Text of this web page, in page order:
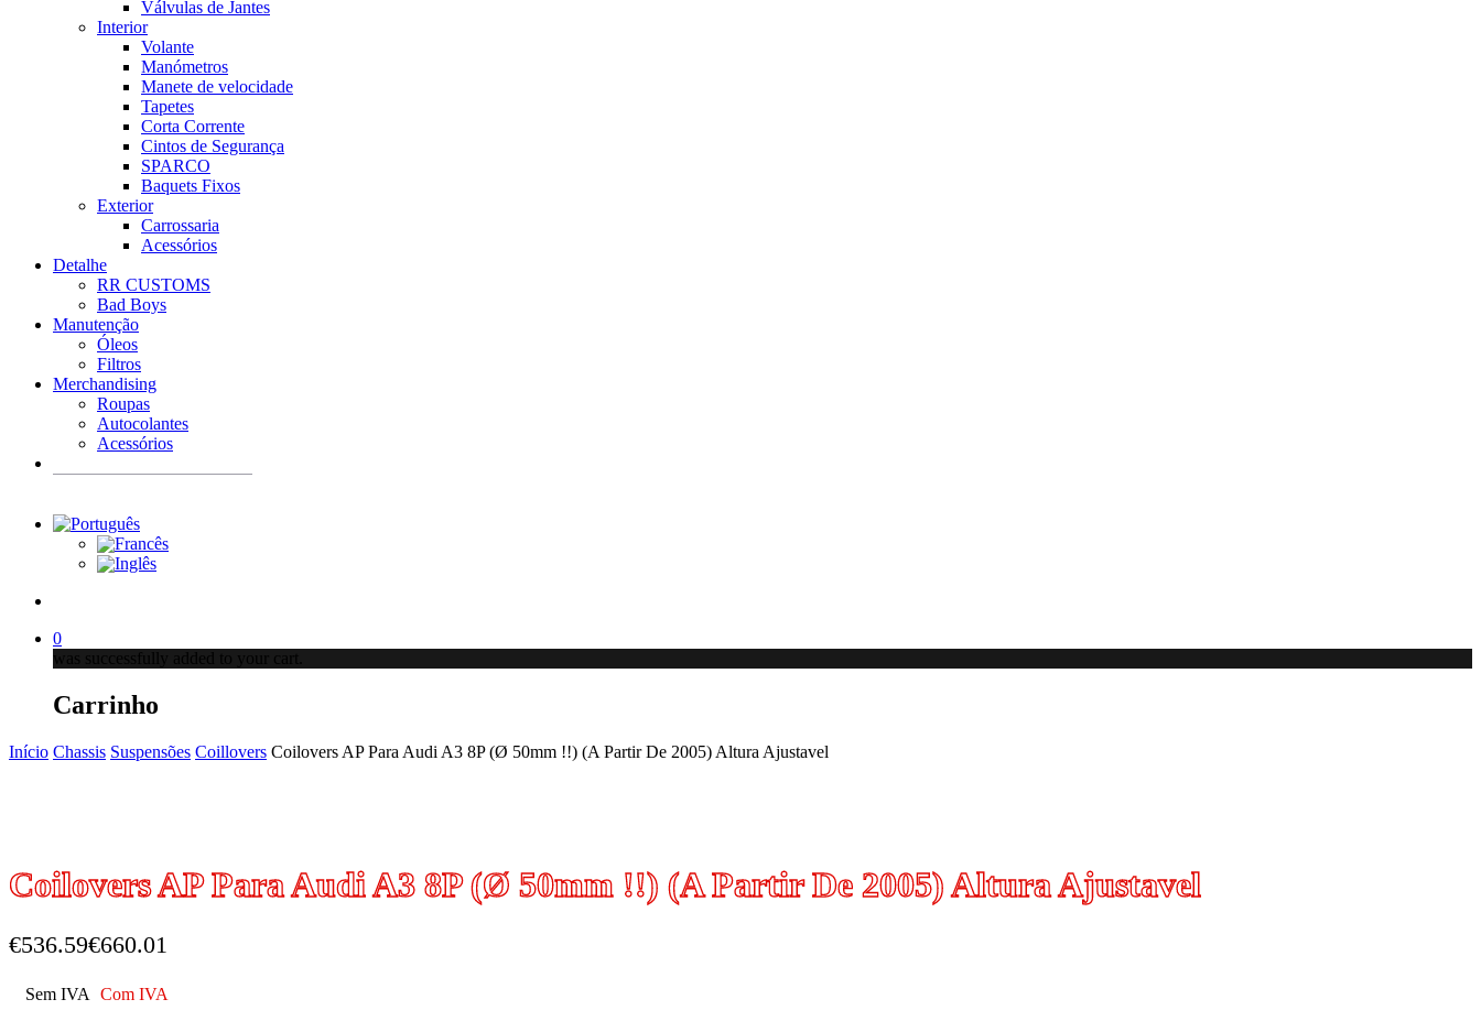
Válvulas de Jantes
Interior
Volante
Manómetros
Manete de velocidade
Tapetes
Corta Corrente
Cintos de Segurança
SPARCO
Baquets Fixos
Exterior
Carrossaria
Acessórios
Detalhe
RR CUSTOMS
Bad Boys
Manutenção
Óleos
Filtros
Merchandising
Roupas
Autocolantes
Acessórios
0
was successfully added to your cart.
Carrinho
Início Chassis Suspensões Coillovers Coilovers AP Para Audi A3 8P (Ø 50mm !!) (A Partir De 2005) Altura Ajustavel
Coilovers AP Para Audi A3 8P (Ø 50mm !!) (A Partir De 2005) Altura Ajustavel
€536.59€660.01
Sem IVA
Com IVA